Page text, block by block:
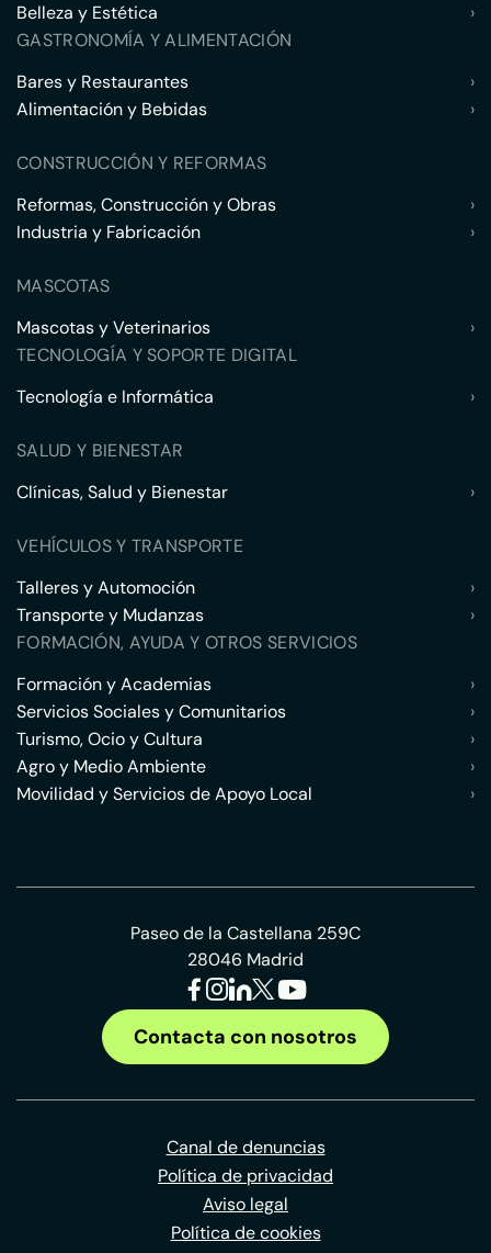
Belleza y Estética
›
GASTRONOMÍA Y ALIMENTACIÓN
Bares y Restaurantes
›
Alimentación y Bebidas
›
CONSTRUCCIÓN Y REFORMAS
Reformas, Construcción y Obras
›
Industria y Fabricación
›
MASCOTAS
Mascotas y Veterinarios
›
TECNOLOGÍA Y SOPORTE DIGITAL
Tecnología e Informática
›
SALUD Y BIENESTAR
Clínicas, Salud y Bienestar
›
VEHÍCULOS Y TRANSPORTE
Talleres y Automoción
›
Transporte y Mudanzas
›
FORMACIÓN, AYUDA Y OTROS SERVICIOS
Formación y Academias
›
Servicios Sociales y Comunitarios
›
Turismo, Ocio y Cultura
›
Agro y Medio Ambiente
›
Movilidad y Servicios de Apoyo Local
›
Paseo de la Castellana 259C
28046 Madrid
Contacta con nosotros
Canal de denuncias
Política de privacidad
Aviso legal
Política de cookies